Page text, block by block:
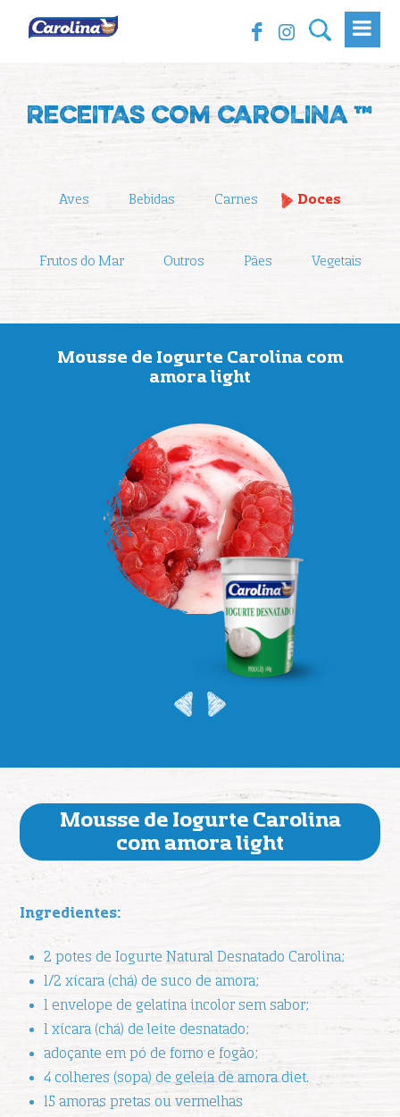
RECEITAS COM CAROLINA ™
Aves Bebidas Carnes Doces
Frutos do Mar Outros Pães Vegetais
Mousse de Iogurte Carolina com
amora light
Mousse de Iogurte Carolina
com amora light
Ingredientes:
2 potes de Iogurte Natural Desnatado Carolina;
1/2 xícara (chá) de suco de amora;
1 envelope de gelatina incolor sem sabor;
1 xícara (chá) de leite desnatado;
adoçante em pó de forno e fogão;
4 colheres (sopa) de geleia de amora diet.
15 amoras pretas ou vermelhas